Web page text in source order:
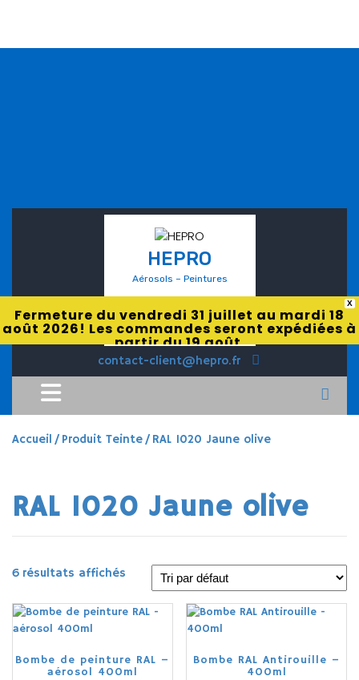
X
Fermeture du vendredi 31 juillet au mardi 18
août 2026! Les commandes seront expédiées à
partir du 19 août.
HEPRO
Aérosols – Peintures
contact-client@hepro.fr
Accueil / Produit Teinte / RAL 1020 Jaune olive
RAL 1020 Jaune olive
6 résultats affichés
Bombe de peinture RAL –
aérosol 400ml
Bombe RAL Antirouille –
400ml